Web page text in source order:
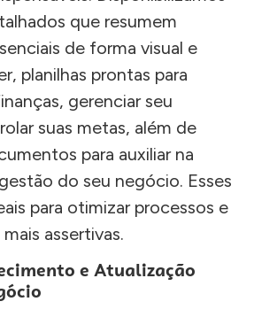
que resumem
de forma visual e
planilhas prontas para
gerenciar seu
suas metas, além de
para auxiliar na
do seu negócio. Esses
para otimizar processos e
assertivas.
e Atualização